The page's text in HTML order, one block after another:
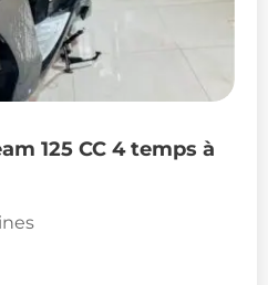
125 CC 4 temps à